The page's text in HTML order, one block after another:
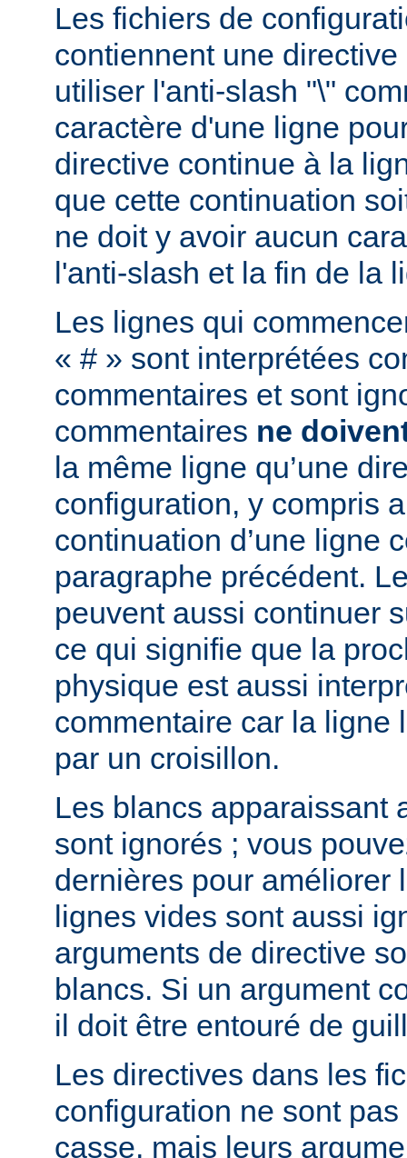
Les fichiers de
contiennent une
utiliser l'anti-slash "\"
caractère d'une ligne
directive continue à la
que cette continuation
ne doit y avoir aucun
l'anti-slash et la fin de la
Les lignes qui
« # » sont interprétées
commentaires et sont
commentaires ne
la même ligne qu’une
configuration, y compris
continuation d’une ligne
paragraphe précédent.
peuvent aussi continuer
ce qui signifie que la
physique est aussi
commentaire car la ligne
par un croisillon.
Les blancs apparaissant
sont ignorés ; vous
dernières pour améliorer
lignes vides sont aussi
arguments de directive
blancs. Si un argument
il doit être entouré de
Les directives dans les
configuration ne sont
casse, mais leurs